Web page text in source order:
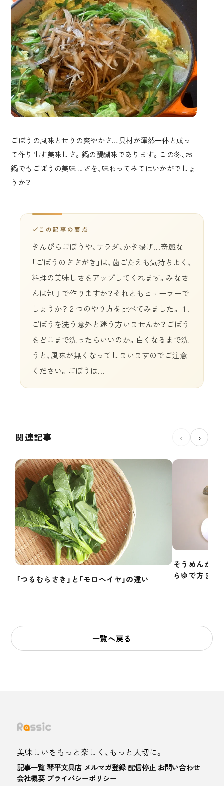
ごぼうの風味とせりの爽やかさ…具材が渾然一体と成っ
て作り出す美味しさ。鍋の醍醐味であります。この冬、お
鍋でもごぼうの美味しさを、味わってみてはいかがでしょ
うか？
この記事の要点
きんぴらごぼうや、サラダ、かき揚げ…奇麗な
「ごぼうのささがき」は、歯ごたえも気持ちよく、
料理の美味しさをアップしてくれます。みなさ
んは包丁で作りますか？それともピューラーで
しょうか？２つのやり方を比べてみました。１.
ごぼうを洗う意外と迷う方いませんか？ごぼう
をどこまで洗ったらいいのか。白くなるまで洗
うと、風味が無くなってしまいますのでご注意
ください。ごぼうは…
関連記事 ‹ ›
「つるむらさき」と「モロヘイヤ」の違い
そうめんかぼ
らゆで方まで
一覧へ戻る
美味しいをもっと楽しく、もっと大切に。
記事一覧 琴平文具店 メルマガ登録 配信停止 お問い合わせ
会社概要 プライバシーポリシー